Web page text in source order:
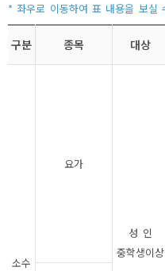
구분 종목 대상
소수
요가
성 인
중학생이상